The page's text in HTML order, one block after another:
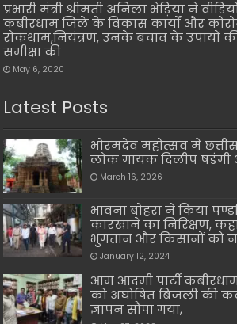
प्रभारी मंत्री श्रीमती अनिला भेड़िया ने
कबीरधाम जिले के विकास कार्यों और
रोकथाम,नियंत्रण, उनके बचाव के उपायों
समीक्षा की
May 6, 2020
Latest Posts
भोरमदेव महोत्सव में
लोक गायक दिलीप षडंगी
March 16, 2026
भावना बोहरा ने किया
कारखाने का निरिक्षण,
भुगतान और किसानों को
January 12, 2024
आम आदमी पार्टी कबीरधाम
को अघोषित बिजली की
ज्ञापन सौंपा गया,